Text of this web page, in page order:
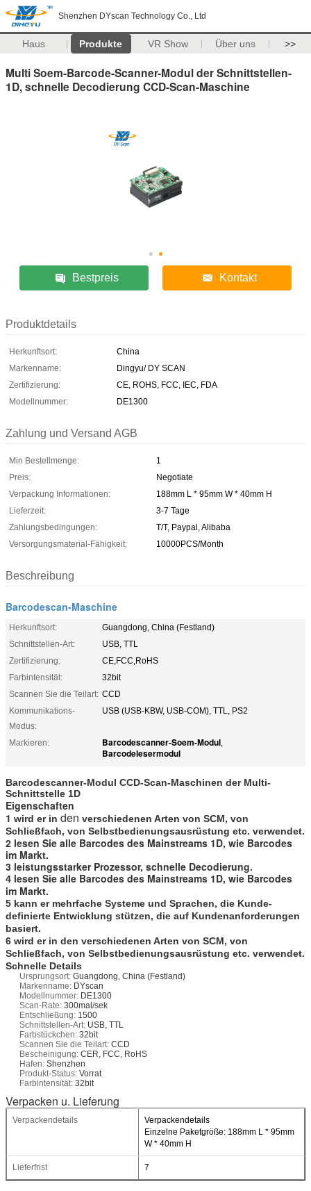
Shenzhen DYscan Technology Co., Ltd
Haus Produkte VR Show Über uns >>
Multi Soem-Barcode-Scanner-Modul der Schnittstellen-
1D, schnelle Decodierung CCD-Scan-Maschine
Bestpreis Kontakt
Produktdetails
Herkunftsort:
China
Markenname:
Dingyu/ DY SCAN
Zertifizierung:
CE, ROHS, FCC, IEC, FDA
Modellnummer:
DE1300
Zahlung und Versand AGB
Min Bestellmenge:
1
Preis:
Negotiate
Verpackung Informationen:
188mm L * 95mm W * 40mm H
Lieferzeit:
3-7 Tage
Zahlungsbedingungen:
T/T, Paypal, Alibaba
Versorgungsmaterial-Fähigkeit:
10000PCS/Month
Beschreibung
Barcodescan-Maschine
Herkunftsort:
Guangdong, China (Festland)
Schnittstellen-Art:
USB, TTL
Zertifizierung:
CE,FCC,RoHS
Farbintensität:
32bit
Scannen Sie die Teilart: CCD
Kommunikations-
Modus:
USB (USB-KBW, USB-COM), TTL, PS2
Markieren: Barcodescanner-Soem-Modul,
Barcodelesermodul
Barcodescanner-Modul CCD-Scan-Maschinen der Multi-
Schnittstelle 1D
Eigenschaften
1 wird er in den verschiedenen Arten von SCM, von
Schließfach, von Selbstbedienungsausrüstung etc. verwendet.
2 lesen Sie alle Barcodes des Mainstreams 1D, wie Barcodes
im Markt.
3 leistungsstarker Prozessor, schnelle Decodierung.
4 lesen Sie alle Barcodes des Mainstreams 1D, wie Barcodes
im Markt.
5 kann er mehrfache Systeme und Sprachen, die Kunde-
definierte Entwicklung stützen, die auf Kundenanforderungen
basiert.
6 wird er in den verschiedenen Arten von SCM, von
Schließfach, von Selbstbedienungsausrüstung etc. verwendet.
Schnelle Details
Ursprungsort: Guangdong, China (Festland)
Markenname: DYscan
Modellnummer: DE1300
Scan-Rate: 300mal/sek
Entschließung: 1500
Schnittstellen-Art: USB, TTL
Farbstückchen: 32bit
Scannen Sie die Teilart: CCD
Bescheinigung: CER, FCC, RoHS
Hafen: Shenzhen
Produkt-Status: Vorrat
Farbintensität: 32bit
Verpacken u. Lieferung
Verpackendetails
Verpackendetails
Einzelne Paketgröße: 188mm L * 95mm
W * 40mm H
Lieferfrist 7